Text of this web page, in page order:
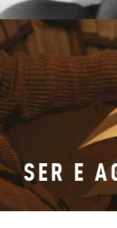
SER E